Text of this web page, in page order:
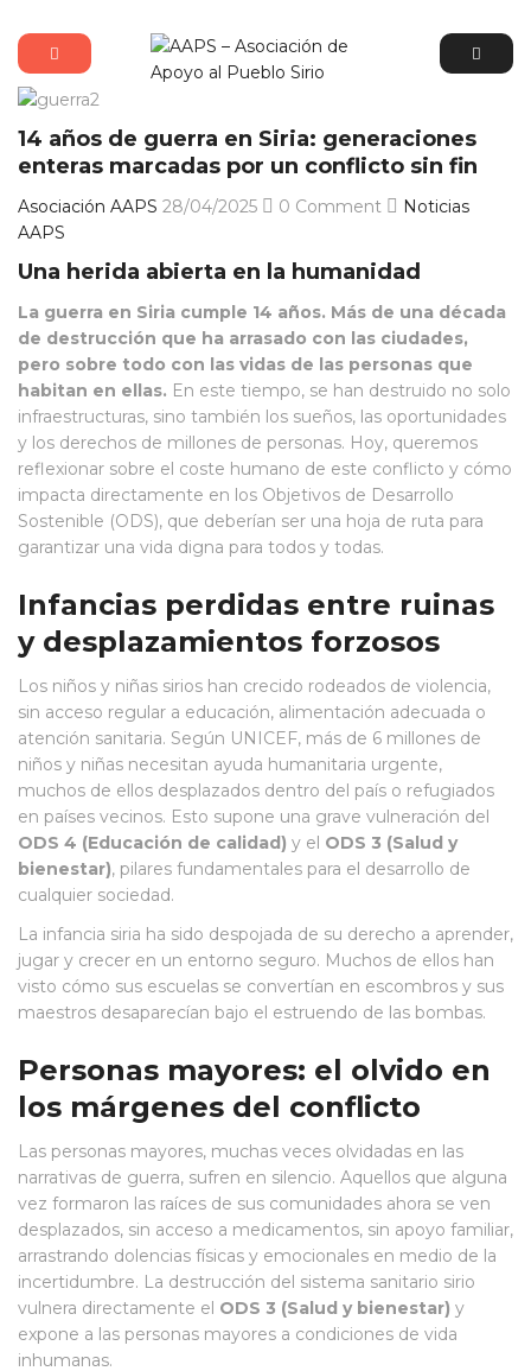
14 años de guerra en Siria: generaciones
enteras marcadas por un conflicto sin fin
Asociación AAPS 28/04/2025 0 Comment
Noticias
AAPS
Una herida abierta en la humanidad
La guerra en Siria cumple 14 años. Más de una década
de destrucción que ha arrasado con las ciudades,
pero sobre todo con las vidas de las personas que
habitan en ellas. En este tiempo, se han destruido no solo
infraestructuras, sino también los sueños, las oportunidades
y los derechos de millones de personas. Hoy, queremos
reflexionar sobre el coste humano de este conflicto y cómo
impacta directamente en los Objetivos de Desarrollo
Sostenible (ODS), que deberían ser una hoja de ruta para
garantizar una vida digna para todos y todas.
Infancias perdidas entre ruinas
y desplazamientos forzosos
Los niños y niñas sirios han crecido rodeados de violencia,
sin acceso regular a educación, alimentación adecuada o
atención sanitaria. Según UNICEF, más de 6 millones de
niños y niñas necesitan ayuda humanitaria urgente,
muchos de ellos desplazados dentro del país o refugiados
en países vecinos. Esto supone una grave vulneración del
ODS 4 (Educación de calidad) y el ODS 3 (Salud y
bienestar), pilares fundamentales para el desarrollo de
cualquier sociedad.
La infancia siria ha sido despojada de su derecho a aprender,
jugar y crecer en un entorno seguro. Muchos de ellos han
visto cómo sus escuelas se convertían en escombros y sus
maestros desaparecían bajo el estruendo de las bombas.
Personas mayores: el olvido en
los márgenes del conflicto
Las personas mayores, muchas veces olvidadas en las
narrativas de guerra, sufren en silencio. Aquellos que alguna
vez formaron las raíces de sus comunidades ahora se ven
desplazados, sin acceso a medicamentos, sin apoyo familiar,
arrastrando dolencias físicas y emocionales en medio de la
incertidumbre. La destrucción del sistema sanitario sirio
vulnera directamente el ODS 3 (Salud y bienestar) y
expone a las personas mayores a condiciones de vida
inhumanas.